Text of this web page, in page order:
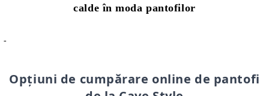
calde în moda pantofilor
-
Opțiuni de cumpărare online de pantofi